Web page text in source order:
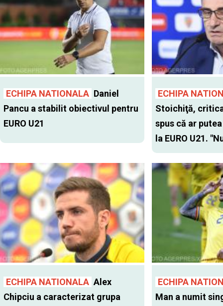
ECHIPA NATIONALA Daniel
Pancu a stabilit obiectivul pentru
EURO U21
ECHIPA
Stoichiţă,
spus că ar
la EURO U21.
ECHIPA NATIONALA Alex
Chipciu a caracterizat grupa
ECHIPA
Man a numit